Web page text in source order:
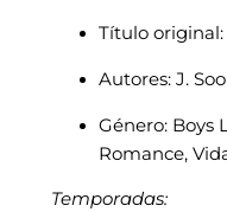
Título original:
Autores: J.
Género: Boys
Romance,
Temporadas: